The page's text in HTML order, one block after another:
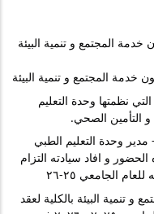
المجتمع و تنمية البيئة
و التأمين الصحي.
الجامعي ٢٥-٢٦